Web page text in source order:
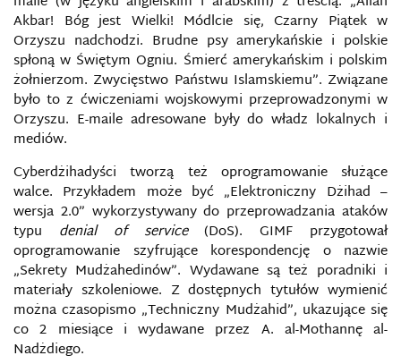
Akbar! Bóg jest Wielki! Módlcie się, Czarny Piątek w
Orzyszu nadchodzi. Brudne psy amerykańskie i polskie
spłoną w Świętym Ogniu. Śmierć amerykańskim i polskim
żołnierzom. Zwycięstwo Państwu Islamskiemu”. Związane
było to z ćwiczeniami wojskowymi przeprowadzonymi w
Orzyszu. E-maile adresowane były do władz lokalnych i
mediów.
Cyberdżihadyści tworzą też oprogramowanie służące
walce. Przykładem może być „Elektroniczny Dżihad –
wersja 2.0” wykorzystywany do przeprowadzania ataków
typu denial of service(DoS). GIMF przygotował
oprogramowanie szyfrujące korespondencję o nazwie
„Sekrety Mudżahedinów”. Wydawane są też poradniki i
materiały szkoleniowe. Z dostępnych tytułów wymienić
można czasopismo „Techniczny Mudżahid”, ukazujące się
co 2 miesiące i wydawane przez A. al-Mothannę al-
Nadżdiego.
CYBERBEZPIECZEŃSTWO
CYBERBROŃ
CYBERCENZURA
CYBERKONFLIKT
CYBERPRZEMOC
CYBERPRZESTĘPCZOŚĆ
CYBERPRZESTRZEŃ